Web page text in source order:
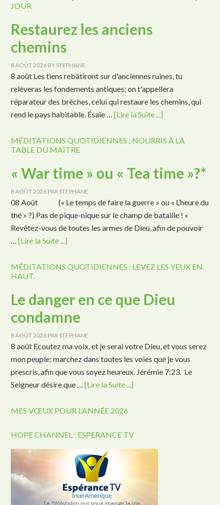
JOUR
Restaurez les anciens
chemins
8 AOÛT 2026 BY STEPHANE
8 août Les tiens rebâtiront sur d'anciennes ruines, tu
relèveras les fondements antiques; on t'appellera
réparateur des brèches, celui qui restaure les chemins, qui
rend le pays habitable. Ésaïe …[Lire la Suite ...]
MÉDITATIONS QUOTIDIENNES : NOURRIS À LA
TABLE DU MAÎTRE
« War time » ou « Tea time »?*
8 AOÛT 2026 PAR STEPHANE
08 Août (« Le temps de faire la guerre » ou « L’heure du
thé » ?) Pas de pique-nique sur le champ de bataille ! «
Revêtez-vous de toutes les armes de Dieu, afin de pouvoir
…[Lire la Suite ...]
MÉDITATIONS QUOTIDIENNES : LEVEZ LES YEUX EN
HAUT.
Le danger en ce que Dieu
condamne
8 AOÛT 2026 PAR STEPHANE
8 août Ecoutez ma voix, et je serai votre Dieu, et vous serez
mon peuple; marchez dans toutes les voies que je vous
prescris, afin que vous soyez heureux. Jérémie 7:23. Le
Seigneur désire que …[Lire la Suite ...]
MES VŒUX POUR L’ANNÉE 2026
HOPE CHANNEL : ESPERANCE TV